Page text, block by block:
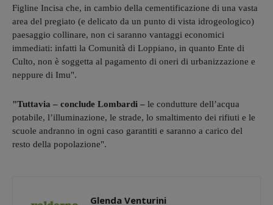
Figline Incisa che, in cambio della cementificazione di una vasta
area del pregiato (e delicato da un punto di vista idrogeologico)
paesaggio collinare, non ci saranno vantaggi economici
immediati: infatti la Comunità di Loppiano, in quanto Ente di
Culto, non è soggetta al pagamento di oneri di urbanizzazione e
neppure di Imu".
"Tuttavia – conclude Lombardi – le condutture dell’acqua
potabile, l’illuminazione, le strade, lo smaltimento dei rifiuti e le
scuole andranno in ogni caso garantiti e saranno a carico del
resto della popolazione".
Glenda Venturini